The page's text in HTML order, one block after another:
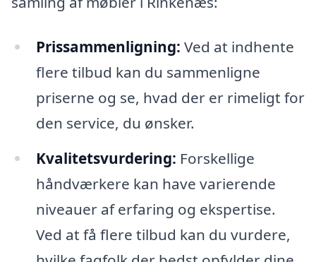
Prissammenligning: Ved at indhente
flere tilbud kan du sammenligne
priserne og se, hvad der er rimeligt for
den service, du ønsker.
Kvalitetsvurdering: Forskellige
håndværkere kan have varierende
niveauer af erfaring og ekspertise.
Ved at få flere tilbud kan du vurdere,